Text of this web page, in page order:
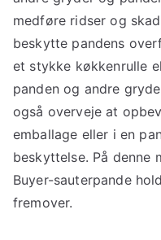
medføre ridser og
beskytte pandens
et stykke køkkenrulle
panden og andre
også overveje at
emballage eller i en
beskyttelse. På denne
Buyer-sauterpande
fremover.